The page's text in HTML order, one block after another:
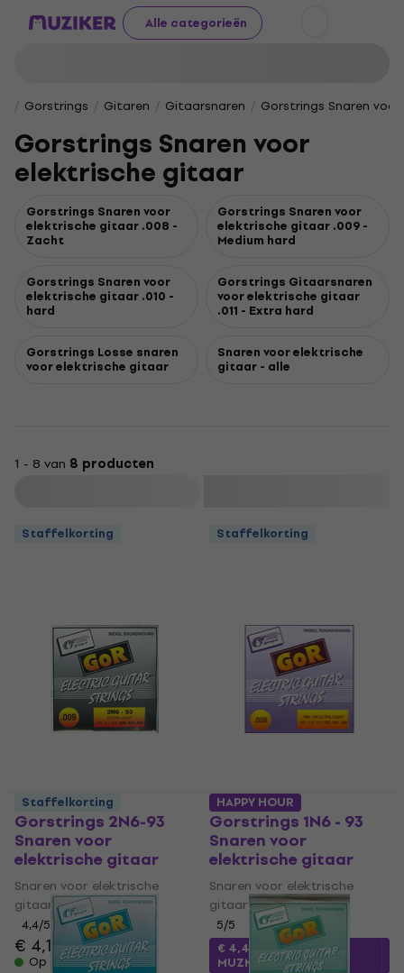
Alle categorieën
Gorstrings Gitaren Gitaarsnaren Gorstrings Snaren
Gorstrings Snaren voor
elektrische gitaar
Gorstrings Snaren voor
elektrische gitaar .008 -
Zacht
Gorstrings Snaren voor
elektrische gitaar .009 -
Medium hard
Gorstrings Snaren voor
elektrische gitaar .010 -
hard
Gorstrings Gitaarsnaren
voor elektrische gitaar
.011 - Extra hard
Gorstrings Losse snaren
voor elektrische gitaar
Snaren voor elektrische
gitaar - alle
1 - 8 van 8 producten
Staffelkorting
Gorstrings 2N6-93
Snaren voor
elektrische gitaar
Snaren voor elektrische
gitaar
4,4/5
€ 4,19 € 4,49
Op voorraad
Staffelkorting
Gorstrings 1N6 - 93
Snaren voor
elektrische gitaar
Snaren voor elektrische
gitaar
5/5
€ 4,49
met code
MUZMUZ-15
Staffelkorting HAPPY HOUR